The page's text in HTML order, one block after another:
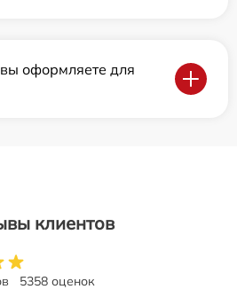
оформляете для
клиентов
5358 оценок